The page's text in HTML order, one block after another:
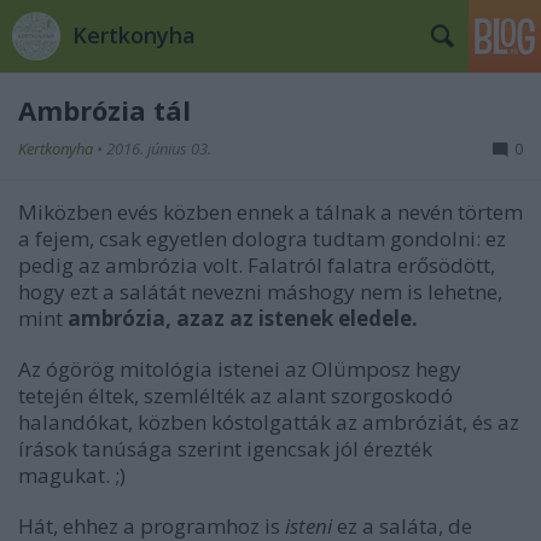
Kertkonyha
Ambrózia tál
Kertkonyha • 2016. június 03. 0
Miközben evés közben ennek a tálnak a nevén törtem
a fejem, csak egyetlen dologra tudtam gondolni: ez
pedig az ambrózia volt. Falatról falatra erősödött,
hogy ezt a salátát nevezni máshogy nem is lehetne,
mint ambrózia, azaz az istenek eledele.
Az ógörög mitológia istenei az Olümposz hegy
tetején éltek, szemlélték az alant szorgoskodó
halandókat, közben kóstolgatták az ambróziát, és az
írások tanúsága szerint igencsak jól érezték
magukat. ;)
Hát, ehhez a programhoz is isteni ez a saláta, de